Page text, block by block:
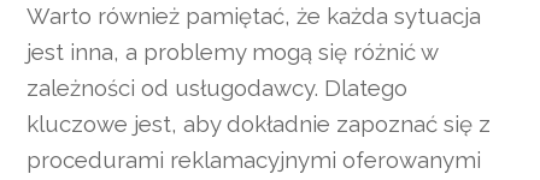
Warto również pamiętać, że każda sytuacja
jest inna, a problemy mogą się różnić w
zależności od usługodawcy. Dlatego
kluczowe jest, aby dokładnie zapoznać się z
procedurami reklamacyjnymi oferowanymi